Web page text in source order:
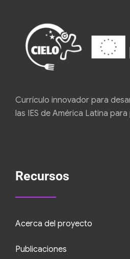
Currículo innovador para
las IES de América Latina
Recursos
Acerca del proyecto
Publicaciones